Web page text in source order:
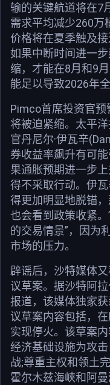
输的关键航道将在7
需求平均减少260万
价格将在夏季触及接
如果中断时间进一
缩，才能在8月和9
能足以导致2026年
Pimco首席投资官
将被迫紧缩。太平
官丹尼尔·伊瓦辛
券收益率飙升有可
果通胀预期进一步
得不采取行动。伊
得更加明显地脱锚
也会看到政策收紧
的交易情景”，因为
市场的压力。
辟谣后，沙特媒体
议草案。据沙特阿
报道，该媒体独家
议草案内容包括，
实现停火。该草案
经济基础设施为攻
战;尊重主权和领土
霍尔木兹海峡和阿